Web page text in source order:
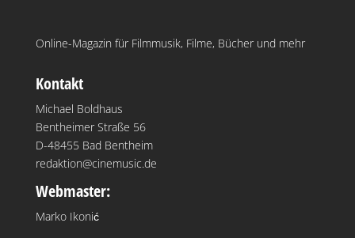
Online-Magazin für Filmmusik, Filme, Bücher und mehr
Kontakt
Michael Boldhaus
Bentheimer Straße 56
D-48455 Bad Bentheim
redaktion@cinemusic.de
Webmaster:
Marko Ikonić